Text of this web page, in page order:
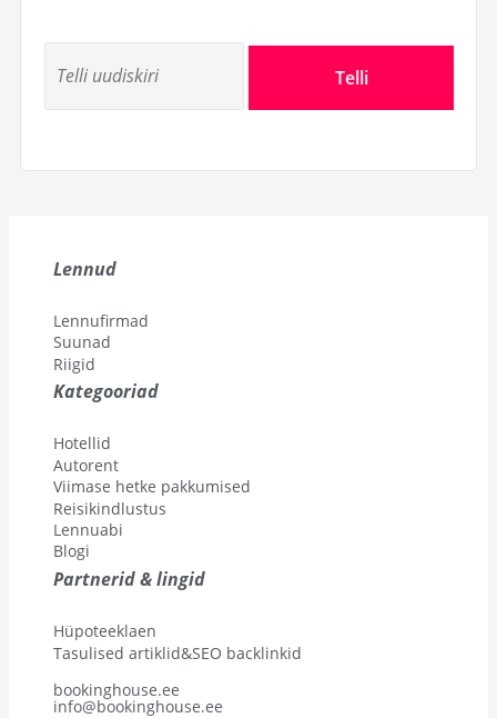
Telli
Lennud
Lennufirmad
Suunad
Riigid
Kategooriad
Hotellid
Autorent
Viimase hetke pakkumised
Reisikindlustus
Lennuabi
Blogi
Partnerid & lingid
Hüpoteeklaen
Tasulised artiklid&SEO backlinkid
bookinghouse.ee
info@bookinghouse.ee